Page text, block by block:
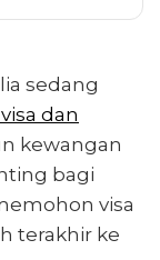
Majikan
Australia
Anda
sedang
dan
kewangan
bagi
visa
terakhir ke